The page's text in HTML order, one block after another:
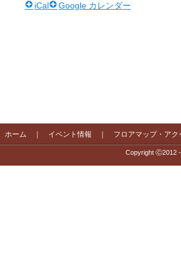
iCal Google カレンダー
ホーム イベント情報 フロアマップ・アク
Copyright Ⓒ2012